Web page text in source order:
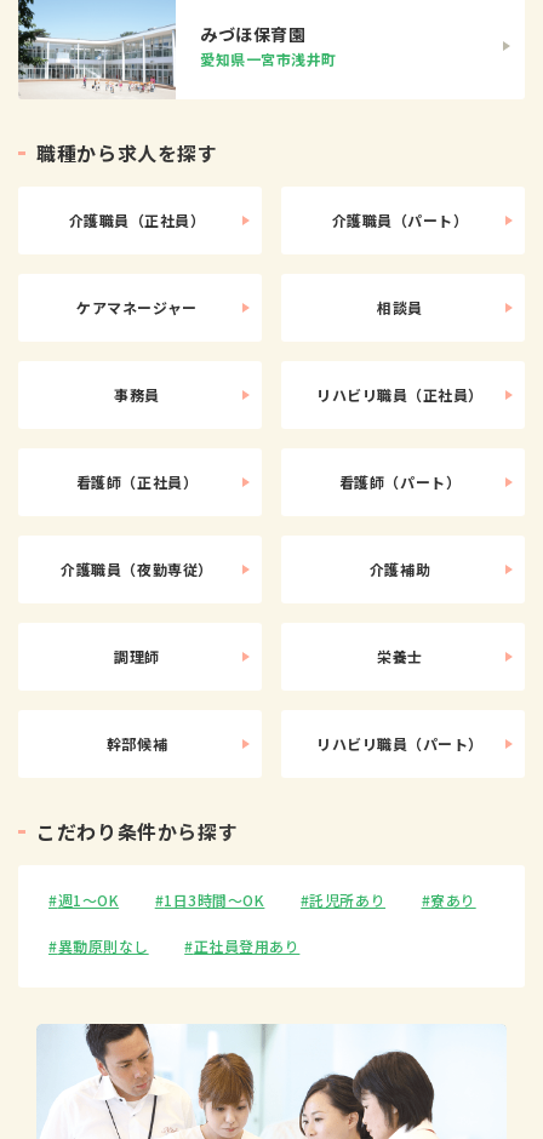
みづほ保育園
愛知県一宮市浅井町
職種から求人を探す
介護職員（正社員） 介護職員（パート）
ケアマネージャー 相談員
事務員 リハビリ職員（正社員）
看護師（正社員） 看護師（パート）
介護職員（夜勤専従） 介護補助
調理師 栄養士
幹部候補 リハビリ職員（パート）
こ だわり条件から探す
週1〜OK 1日3時間〜OK 託児所あり 寮あり
異動原則なし 正社員登用あり